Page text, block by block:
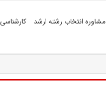
مشاوره انتخاب رشته ارشد